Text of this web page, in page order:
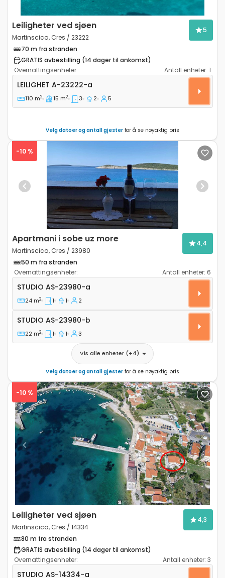
Leiligheter ved sjøen
Martinscica, Cres / 23222
5
70 m fra stranden
GRATIS avbestilling (14 dager til ankomst)
Overnattingsenheter:
Antall enheter: 1
Treroms leilighet Martinscica, Cres A-23222-a
LEILIGHET A-23222-a
110 m2 15 m2 3 2 5
Velg datoer og antall gjester for å se nøyaktig pris
Previous Next
-10 %
Apartmani i sobe uz more
Martinscica, Cres / 23980
4,4
50 m fra stranden
Overnattingsenheter:
Antall enheter: 6
Leilighet studio Martinscica, Cres AS-23980-a
STUDIO AS-23980-a
24 m2 1 1 2
Studio AS-23980-b
STUDIO AS-23980-b
22 m2 1 1 3
Vis alle enheter (+4)
Velg datoer og antall gjester for å se nøyaktig pris
Previous Next
-10 %
Leiligheter ved sjøen
Martinscica, Cres / 14334
4,3
80 m fra stranden
GRATIS avbestilling (14 dager til ankomst)
Overnattingsenheter:
Antall enheter: 3
Leilighet studio Martinscica, Cres AS-14334-a
STUDIO AS-14334-a